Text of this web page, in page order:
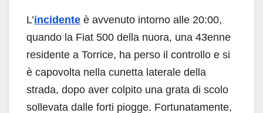
L’incidente è avvenuto intorno alle 20:00,
quando la Fiat 500 della nuora, una 43enne
residente a Torrice, ha perso il controllo e si
è capovolta nella cunetta laterale della
strada, dopo aver colpito una grata di scolo
sollevata dalle forti piogge. Fortunatamente,